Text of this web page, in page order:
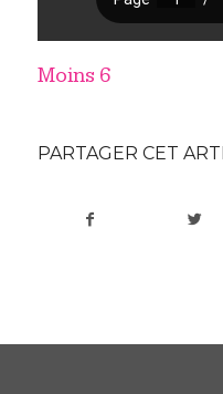
Moins 6
PARTAGER CET